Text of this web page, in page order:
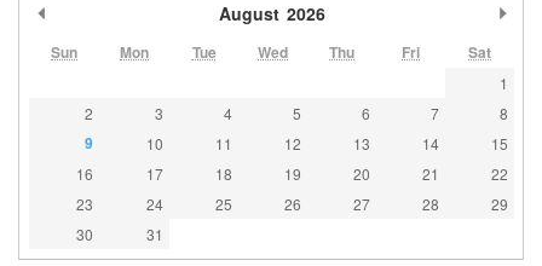
August 2026
Sun Mon Tue Wed Thu Fri Sat
1
2
3 4 5 6 7 8
9 10 11 12 13 14
15
16
17 18 19 20 21
22
23
24 25 26 27 28
29
30
31